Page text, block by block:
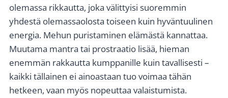
olemassa rikkautta, joka välittyisi suoremmin
yhdestä olemassaolosta toiseen kuin hyväntuulinen
energia. Mehun puristaminen elämästä kannattaa.
Muutama mantra tai prostraatio lisää, hieman
enemmän rakkautta kumppanille kuin tavallisesti –
kaikki tällainen ei ainoastaan tuo voimaa tähän
hetkeen, vaan myös nopeuttaa valaistumista.